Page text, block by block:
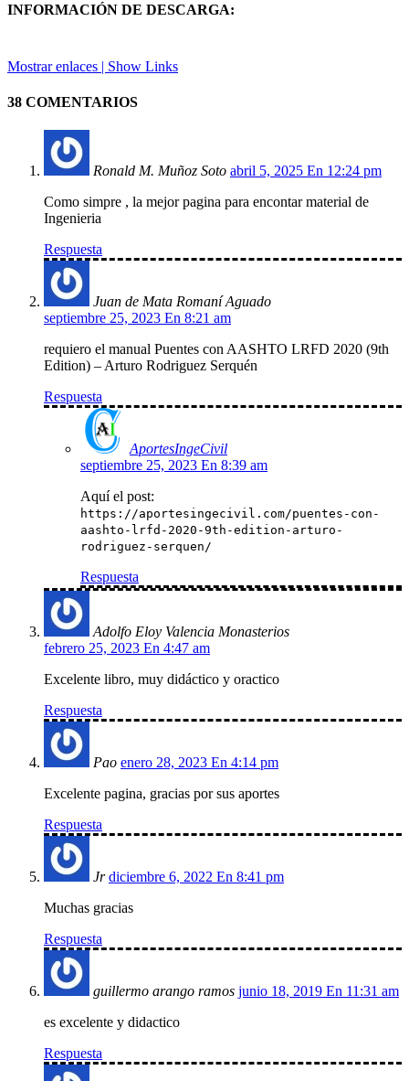
INFORMACIÓN DE DESCARGA:
Mostrar enlaces | Show Links
38 COMENTARIOS
Ronald M. Muñoz Soto abril 5, 2025 En 12:24 pm
Como simpre , la mejor pagina para encontar material de
Ingenieria
Respuesta
Juan de Mata Romaní Aguado
septiembre 25, 2023 En 8:21 am
requiero el manual Puentes con AASHTO LRFD 2020 (9th
Edition) – Arturo Rodriguez Serquén
Respuesta
AportesIngeCivil
septiembre 25, 2023 En 8:39 am
Aquí el post:
https://aportesingecivil.com/puentes-con-
aashto-lrfd-2020-9th-edition-arturo-
rodriguez-serquen/
Respuesta
Adolfo Eloy Valencia Monasterios
febrero 25, 2023 En 4:47 am
Excelente libro, muy didáctico y oractico
Respuesta
Pao enero 28, 2023 En 4:14 pm
Excelente pagina, gracias por sus aportes
Respuesta
Jr diciembre 6, 2022 En 8:41 pm
Muchas gracias
Respuesta
guillermo arango ramos junio 18, 2019 En 11:31 am
es excelente y didactico
Respuesta